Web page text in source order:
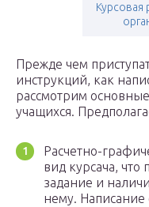
Курсовая
Прежде чем
инструкций, как
рассмотрим
учащихся.
Расчетно-
вид курсача,
задание и
нему. Написание